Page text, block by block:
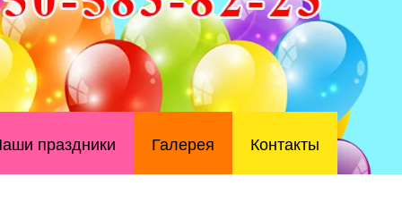
праздники Галерея Контакты